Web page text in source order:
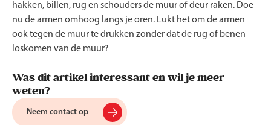
hakken, billen, rug en schouders de muur of deur raken. Doe
nu de armen omhoog langs je oren. Lukt het om de armen
ook tegen de muur te drukken zonder dat de rug of benen
loskomen van de muur?
Was dit artikel interessant en wil je meer
weten?
Neem contact op